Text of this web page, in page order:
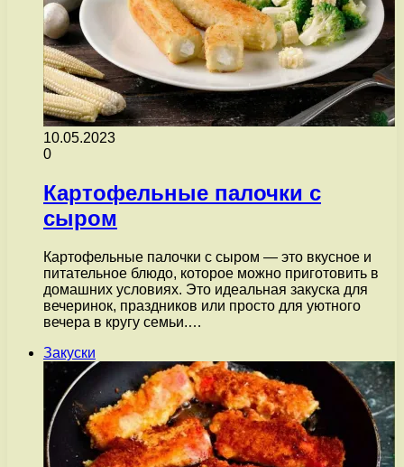
10.05.2023
0
Картофельные палочки с
сыром
Картофельные палочки с сыром — это вкусное и
питательное блюдо, которое можно приготовить в
домашних условиях. Это идеальная закуска для
вечеринок, праздников или просто для уютного
вечера в кругу семьи.…
Закуски